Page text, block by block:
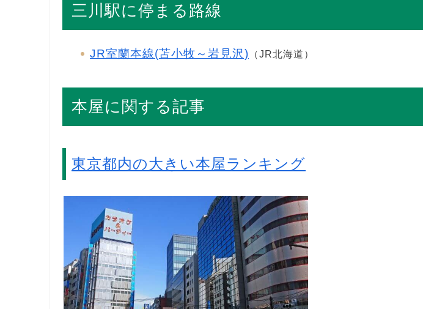
三川駅に停まる路線
JR室蘭本線(苫小牧～岩見沢) （JR北海道）
本屋に関する記事
東京都内の大きい本屋ランキング